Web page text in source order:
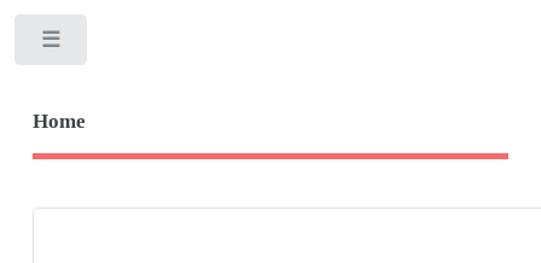
Home